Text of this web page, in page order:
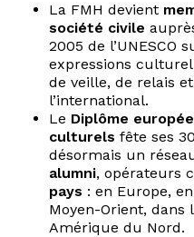
La FMH devient
société civile
2005 de l’UNESCO
expressions
de veille, de relais
l’international.
Le Diplôme
culturels fête ses
désormais un
alumni, opérateurs
pays : en Europe,
Moyen-Orient, dans
Amérique du Nord.